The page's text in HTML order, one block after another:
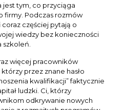
jest tym, co przyciąga
firmy. Podczas rozmów
częściej pytają o
wiedzy bez konieczności
szkoleń.
więcej pracowników
przez znane hasło
kwalifikacji” faktycznie
ludzki. Ci, którzy
odkrywanie nowych